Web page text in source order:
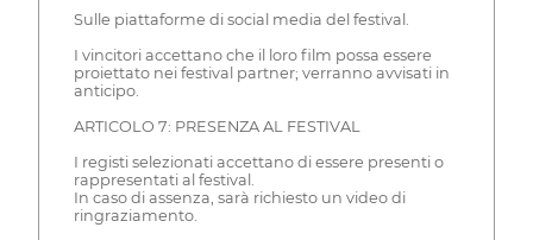
Sulle piattaforme di social media del festival.
I vincitori accettano che il loro film possa essere
proiettato nei festival partner; verranno avvisati in
anticipo.
ARTICOLO 7: PRESENZA AL FESTIVAL
I registi selezionati accettano di essere presenti o
rappresentati al festival.
In caso di assenza, sarà richiesto un video di
ringraziamento.